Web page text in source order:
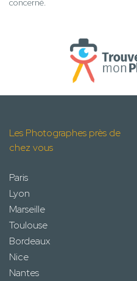
concerné.
Les Photographes près de
chez vous
Paris
Lyon
Marseille
Toulouse
Bordeaux
Nice
Nantes